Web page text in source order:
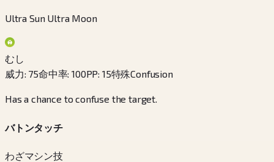
Ultra Sun Ultra Moon
むし
威力: 75命中率:100PP: 15特殊Confusion
Has a chance to confuse the target.
バトンタッチ
わざマシン技